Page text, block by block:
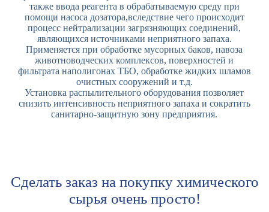
также ввода реагента в обрабатываемую среду при
помощи насоса дозатора,вследствие чего происходит
процесс нейтрализации загрязняющих соединений,
являющихся источниками неприятного запаха.
Применяется при обработке мусорных баков, навоза
животноводческих комплексов, поверхностей и
фильтрата наполигонах ТБО, обработке жидких шламов
очистных сооружений и т.д.
Установка распылительного оборудования позволяет
снизить интенсивность неприятного запаха и сократить
санитарно-защитную зону предприятия.
Сделать заказ на покупку химического
сырья очень просто!